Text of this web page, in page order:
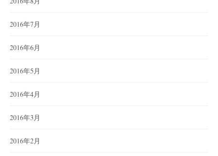
2016年7月
2016年6月
2016年5月
2016年4月
2016年3月
2016年2月